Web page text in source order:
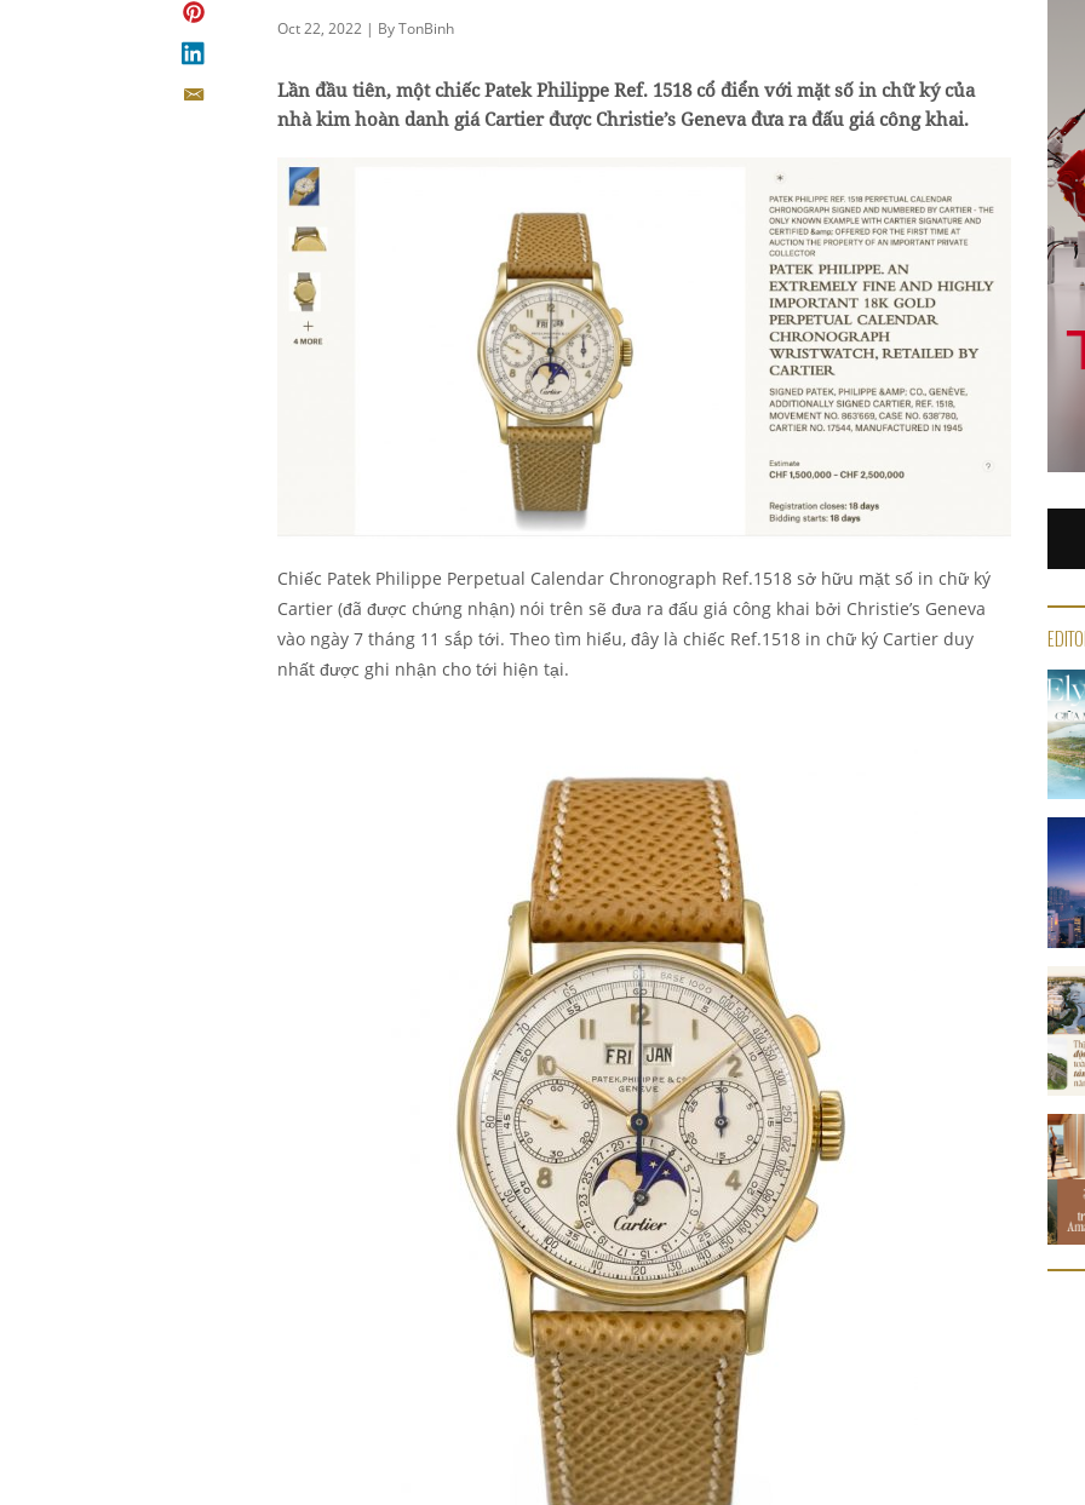
Oct 22, 2022 | By TonBinh
Lần đầu tiên, một chiếc Patek Philippe Ref. 1518 cổ điển với mặt số in chữ ký của
nhà kim hoàn danh giá Cartier được Christie’s Geneva đưa ra đấu giá công khai.
Chiếc Patek Philippe Perpetual Calendar Chronograph Ref.1518 sở hữu mặt số in chữ ký
Cartier (đã được chứng nhận) nói trên sẽ đưa ra đấu giá công khai bởi Christie’s Geneva
vào ngày 7 tháng 11 sắp tới. Theo tìm hiểu, đây là chiếc Ref.1518 in chữ ký Cartier duy
nhất được ghi nhận cho tới hiện tại.